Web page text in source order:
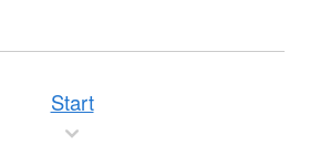
Start